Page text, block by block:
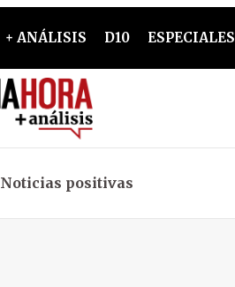
+ ANÁLISIS D10 ESPECIALES
Noticias positivas